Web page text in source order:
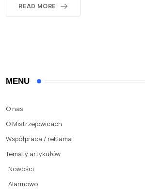
READ MORE
MENU
O nas
O Mistrzejowicach
Współpraca / reklama
Tematy artykułów
Nowości
Alarmowo